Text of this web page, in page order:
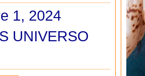
1, 2024
UNIVERSO